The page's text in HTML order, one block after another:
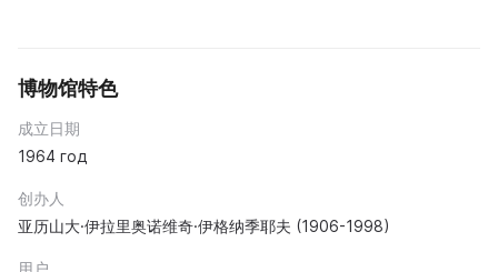
博物馆特色
成立日期
1964 год
创办人
亚历山大·伊拉里奥诺维奇·伊格纳季耶夫 (1906-1998)